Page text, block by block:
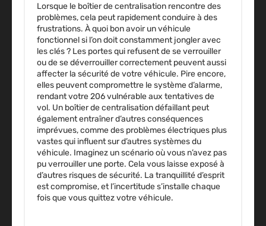
Lorsque le boîtier de centralisation rencontre des
problèmes, cela peut rapidement conduire à des
frustrations. À quoi bon avoir un véhicule
fonctionnel si l’on doit constamment jongler avec
les clés ? Les portes qui refusent de se verrouiller
ou de se déverrouiller correctement peuvent aussi
affecter la sécurité de votre véhicule. Pire encore,
elles peuvent compromettre le système d’alarme,
rendant votre 206 vulnérable aux tentatives de
vol. Un boîtier de centralisation défaillant peut
également entraîner d’autres conséquences
imprévues, comme des problèmes électriques plus
vastes qui influent sur d’autres systèmes du
véhicule. Imaginez un scénario où vous n’avez pas
pu verrouiller une porte. Cela vous laisse exposé à
d’autres risques de sécurité. La tranquillité d’esprit
est compromise, et l’incertitude s’installe chaque
fois que vous quittez votre véhicule.